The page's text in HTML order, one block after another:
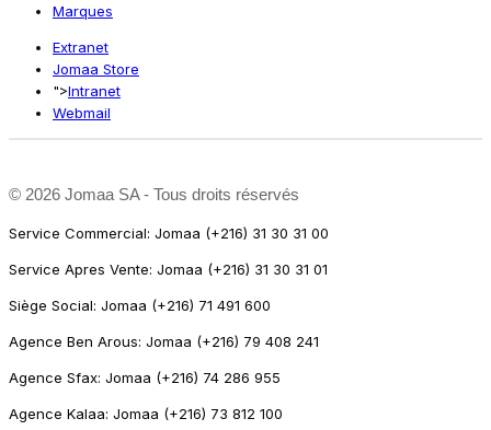
Marques
Extranet
Jomaa Store
">Intranet
Webmail
© 2026 Jomaa SA - Tous droits réservés
Service Commercial: Jomaa (+216) 31 30 31 00
Service Apres Vente: Jomaa (+216) 31 30 31 01
Siège Social: Jomaa (+216) 71 491 600
Agence Ben Arous: Jomaa (+216) 79 408 241
Agence Sfax: Jomaa (+216) 74 286 955
Agence Kalaa: Jomaa (+216) 73 812 100